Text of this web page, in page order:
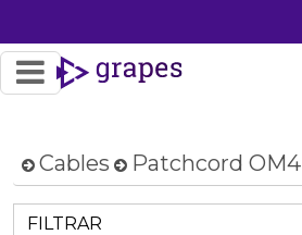
Cables Patchcord OM4
FILTRAR